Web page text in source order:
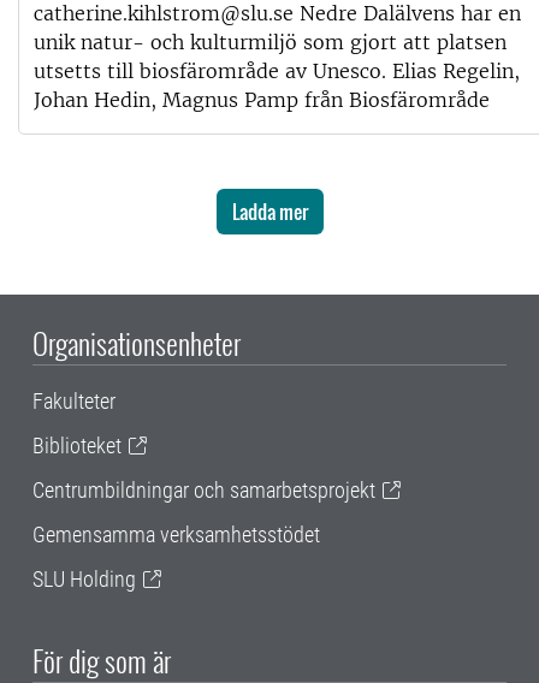
catherine.kihlstrom@slu.se Nedre Dalälvens har en
unik natur- och kulturmiljö som gjort att platsen
utsetts till biosfärområde av Unesco. Elias Regelin,
Johan Hedin, Magnus Pamp från Biosfärområde
Ladda mer
Organisationsenheter
Fakulteter
Biblioteket
Centrumbildningar och samarbetsprojekt
Gemensamma verksamhetsstödet
SLU Holding
För dig som är